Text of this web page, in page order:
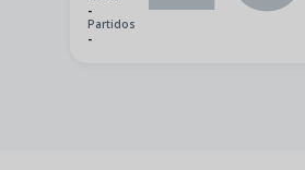
-
Partidos
-